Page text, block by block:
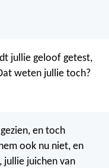
jullie geloof getest,
weten jullie toch?
en toch
ook nu niet, en
jullie juichen van